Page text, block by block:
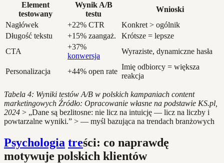
Element
testowany
Wynik A/B
testu
Wnioski
Nagłówek
+22% CTR
Konkret > ogólnik
Długość tekstu
+15% zaangaż.
Krótsze = lepsze
CTA
+37%
konwersja
Wyraziste, dynamiczne hasła
Personalizacja +44% open rate
Imię odbiorcy = większa
reakcja
Tabela 4: Wyniki testów A/B w polskich kampaniach content
marketingowych Źródło: Opracowanie własne na podstawie KS.pl,
2024 > „Dane są bezlitosne: nie licz na intuicję — licz na liczby i
powtarzalne wyniki.” > — myśl bazująca na trendach branżowych
Psychologia treści: co naprawdę
motywuje polskich klientów